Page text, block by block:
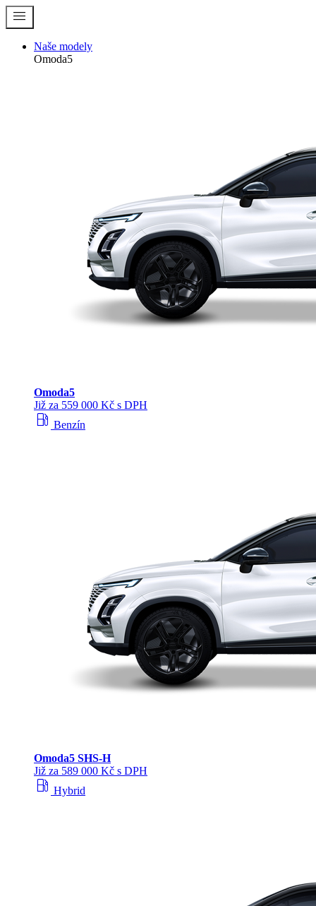
menu
Naše modely
Omoda5
Omoda5
Již za 559 000 Kč s DPH
local_gas_station Benzín
Omoda5 SHS‑H
Již za 589 000 Kč s DPH
local_gas_station Hybrid